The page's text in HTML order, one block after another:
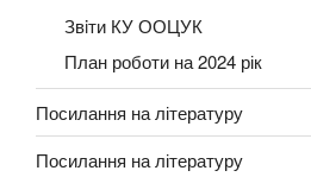
Звiти КУ ООЦУК
План роботи на 2024 рік
Посилання на літературу
Посилання на літературу